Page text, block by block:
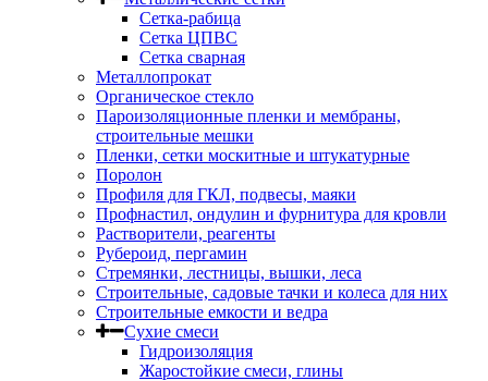
Сетка-рабица
Сетка ЦПВС
Сетка сварная
Металлопрокат
Органическое стекло
Пароизоляционные пленки и мембраны,
строительные мешки
Пленки, сетки москитные и штукатурные
Поролон
Профиля для ГКЛ, подвесы, маяки
Профнастил, ондулин и фурнитура для кровли
Растворители, реагенты
Рубероид, пергамин
Стремянки, лестницы, вышки, леса
Строительные, садовые тачки и колеса для них
Строительные емкости и ведра
Сухие смеси
Гидроизоляция
Жаростойкие смеси, глины